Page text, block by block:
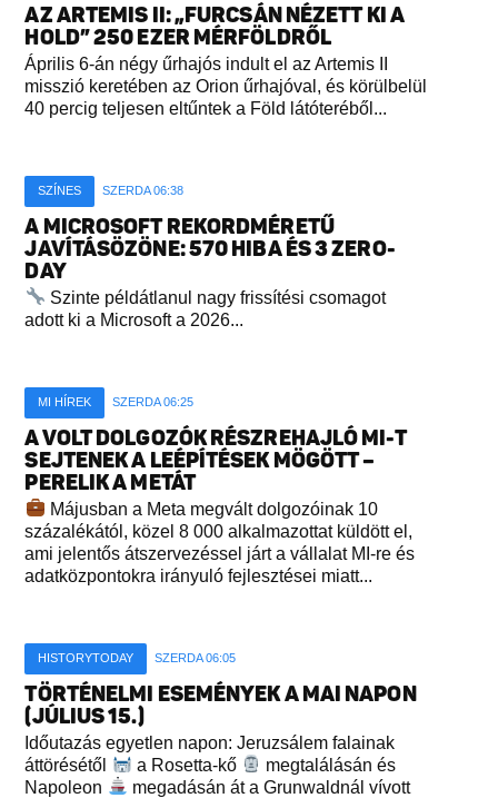
AZ ARTEMIS II: „FURCSÁN NÉZETT KI A
HOLD” 250 EZER MÉRFÖLDRŐL
Április 6-án négy űrhajós indult el az Artemis II
misszió keretében az Orion űrhajóval, és körülbelül
40 percig teljesen eltűntek a Föld látóteréből...
SZÍNES SZERDA 06:38
A MICROSOFT REKORDMÉRETŰ
JAVÍTÁSÖZÖNE: 570 HIBA ÉS 3 ZERO-
DAY
Szinte példátlanul nagy frissítési csomagot
adott ki a Microsoft a 2026...
MI HÍREK SZERDA 06:25
A VOLT DOLGOZÓK RÉSZREHAJLÓ MI-T
SEJTENEK A LEÉPÍTÉSEK MÖGÖTT –
PERELIK A METÁT
Májusban a Meta megvált dolgozóinak 10
százalékától, közel 8 000 alkalmazottat küldött el,
ami jelentős átszervezéssel járt a vállalat MI-re és
adatközpontokra irányuló fejlesztései miatt...
HISTORYTODAY SZERDA 06:05
TÖRTÉNELMI ESEMÉNYEK A MAI NAPON
(JÚLIUS 15.)
Időutazás egyetlen napon: Jeruzsálem falainak
áttörésétől
a Rosetta-kő
megtalálásán és
Napoleon
megadásán át a Grunwaldnál vívott